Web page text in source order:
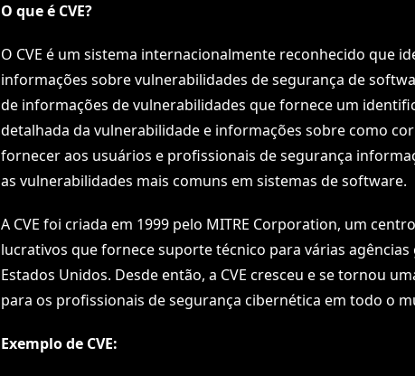
O que é CVE?
O CVE é um sistema internacionalmente reconhecido que
informações sobre vulnerabilidades de segurança de
de informações de vulnerabilidades que fornece um
detalhada da vulnerabilidade e informações sobre como
fornecer aos usuários e profissionais de segurança
as vulnerabilidades mais comuns em sistemas de software.
A CVE foi criada em 1999 pelo MITRE Corporation, um
lucrativos que fornece suporte técnico para várias
Estados Unidos. Desde então, a CVE cresceu e se tornou
para os profissionais de segurança cibernética em todo o
Exemplo de CVE: